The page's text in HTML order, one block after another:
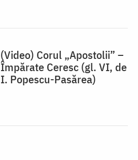
(Video) Corul „Apostolii” –
⁠Împărate Ceresc (gl. VI, de
I. Popescu-Pasărea)